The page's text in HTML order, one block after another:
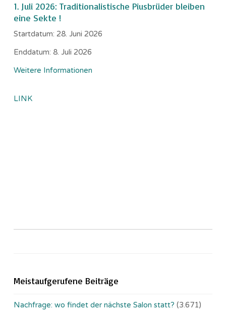
1. Juli 2026: Traditionalistische Piusbrüder bleiben
eine Sekte !
Startdatum: 28. Juni 2026
Enddatum: 8. Juli 2026
Weitere Informationen
LINK
Meistaufgerufene Beiträge
Nachfrage: wo findet der nächste Salon statt? (3.671)